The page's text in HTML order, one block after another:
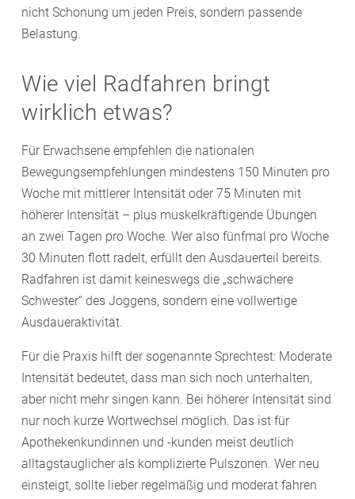
nicht Schonung um jeden Preis, sondern passende
Belastung.
Wie viel Radfahren bringt
wirklich etwas?
Für Erwachsene empfehlen die nationalen
Bewegungsempfehlungen mindestens 150 Minuten pro
Woche mit mittlerer Intensität oder 75 Minuten mit
höherer Intensität – plus muskelkräftigende Übungen
an zwei Tagen pro Woche. Wer also fünfmal pro Woche
30 Minuten flott radelt, erfüllt den Ausdauerteil bereits.
Radfahren ist damit keineswegs die „schwächere
Schwester“ des Joggens, sondern eine vollwertige
Ausdaueraktivität.
Für die Praxis hilft der sogenannte Sprechtest: Moderate
Intensität bedeutet, dass man sich noch unterhalten,
aber nicht mehr singen kann. Bei höherer Intensität sind
nur noch kurze Wortwechsel möglich. Das ist für
Apothekenkundinnen und -kunden meist deutlich
alltagstauglicher als komplizierte Pulszonen. Wer neu
einsteigt, sollte lieber regelmäßig und moderat fahren